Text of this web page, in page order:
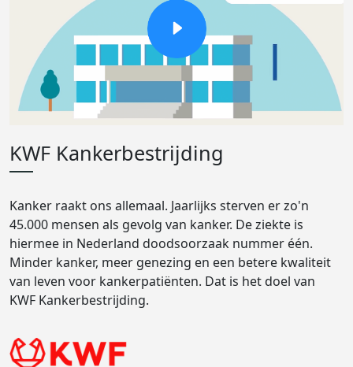
KWF Kankerbestrijding
Kanker raakt ons allemaal. Jaarlijks sterven er zo'n
45.000 mensen als gevolg van kanker. De ziekte is
hiermee in Nederland doodsoorzaak nummer één.
Minder kanker, meer genezing en een betere kwaliteit
van leven voor kankerpatiënten. Dat is het doel van
KWF Kankerbestrijding.